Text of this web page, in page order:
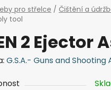
pro střelce / Čištění a
tool
2 Ejector
G.S.A.- Guns and Shooting